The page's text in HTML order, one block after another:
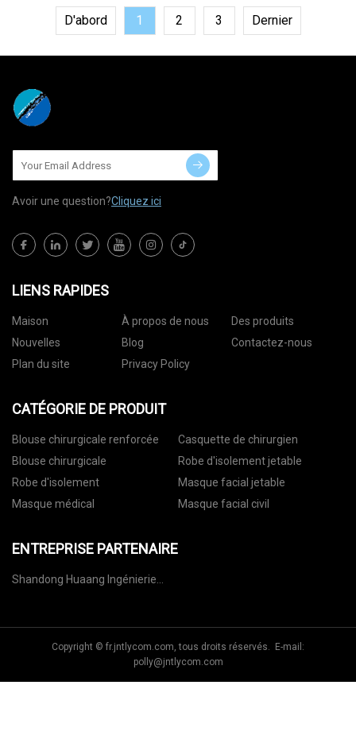
D'abord 1 2 3 Dernier
Avoir une question?Cliquez ici
LIENS RAPIDES
Maison À propos de nous
Des produits
Nouvelles
Blog
Contactez-nous
Plan du site
Privacy Policy
CATÉGORIE DE PRODUIT
Blouse chirurgicale renforcée
Casquette de chirurgien
Blouse chirurgicale
Robe d'isolement jetable
Robe d'isolement
Masque facial jetable
Masque médical
Masque facial civil
ENTREPRISE PARTENAIRE
Shandong Huaang Ingénierie
Copyright © fr.jntlycom.com, tous droits réservés. E-mail:
polly@jntlycom.com